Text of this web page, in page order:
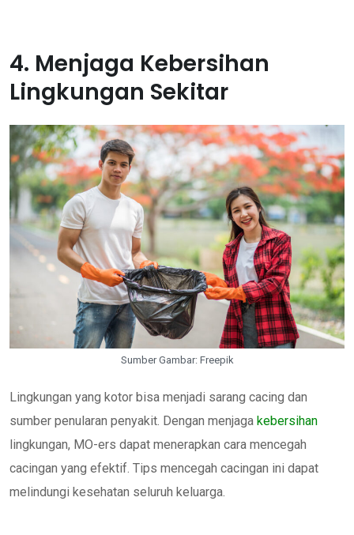
4. Menjaga Kebersihan
Lingkungan Sekitar
Sumber Gambar: Freepik
Lingkungan yang kotor bisa menjadi sarang cacing dan
sumber penularan penyakit. Dengan menjaga kebersihan
lingkungan, MO-ers dapat menerapkan cara mencegah
cacingan yang efektif. Tips mencegah cacingan ini dapat
melindungi kesehatan seluruh keluarga.